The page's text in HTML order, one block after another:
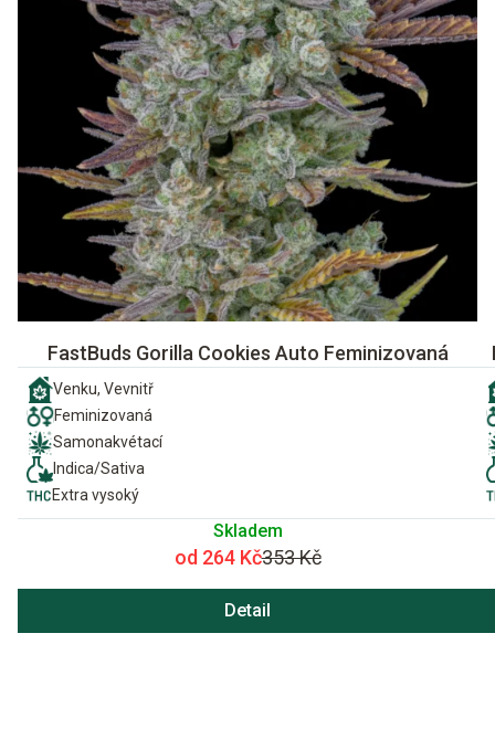
FastBuds Gorilla Cookies Auto Feminizovaná
Venku, Vevnitř
Feminizovaná
Samonakvétací
Indica/Sativa
Extra vysoký
Skladem
od 264 Kč353 Kč
Detail